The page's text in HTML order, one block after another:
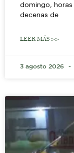
domingo, horas
decenas de
LEER MÁS >>
3 agosto 2026